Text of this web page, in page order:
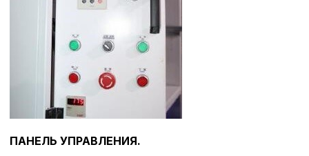
ПАНЕЛЬ УПРАВЛЕНИЯ.